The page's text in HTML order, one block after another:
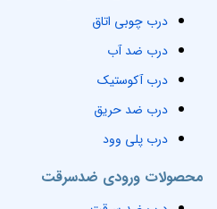
محصولات ورودی ضدسرقت
درب چوبی اتاق
درب ضد آب
درب آکوستیک
درب ضد حریق
درب پلی وود